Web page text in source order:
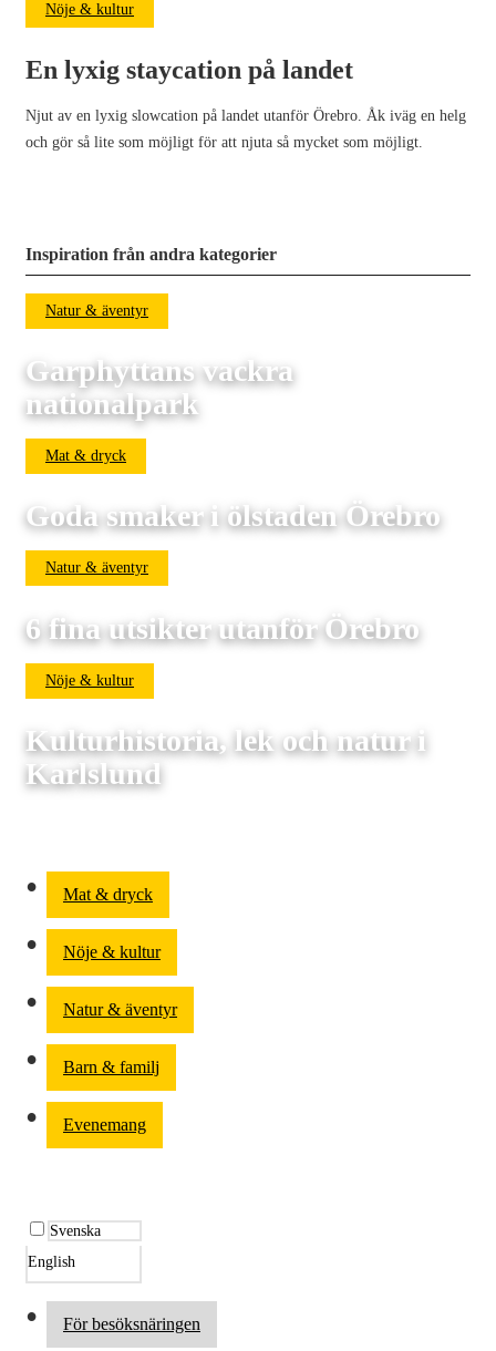
Nöje & kultur
En lyxig staycation på landet
Njut av en lyxig slowcation på landet utanför Örebro. Åk iväg en helg
och gör så lite som möjligt för att njuta så mycket som möjligt.
Inspiration från andra kategorier
Natur & äventyr
Garphyttans vackra
nationalpark
Mat & dryck
Goda smaker i ölstaden Örebro
Natur & äventyr
6 fina utsikter utanför Örebro
Nöje & kultur
Kulturhistoria, lek och natur i
Karlslund
Svenska
English
Mat & dryck
Nöje & kultur
Natur & äventyr
Barn & familj
Evenemang
För besöksnäringen